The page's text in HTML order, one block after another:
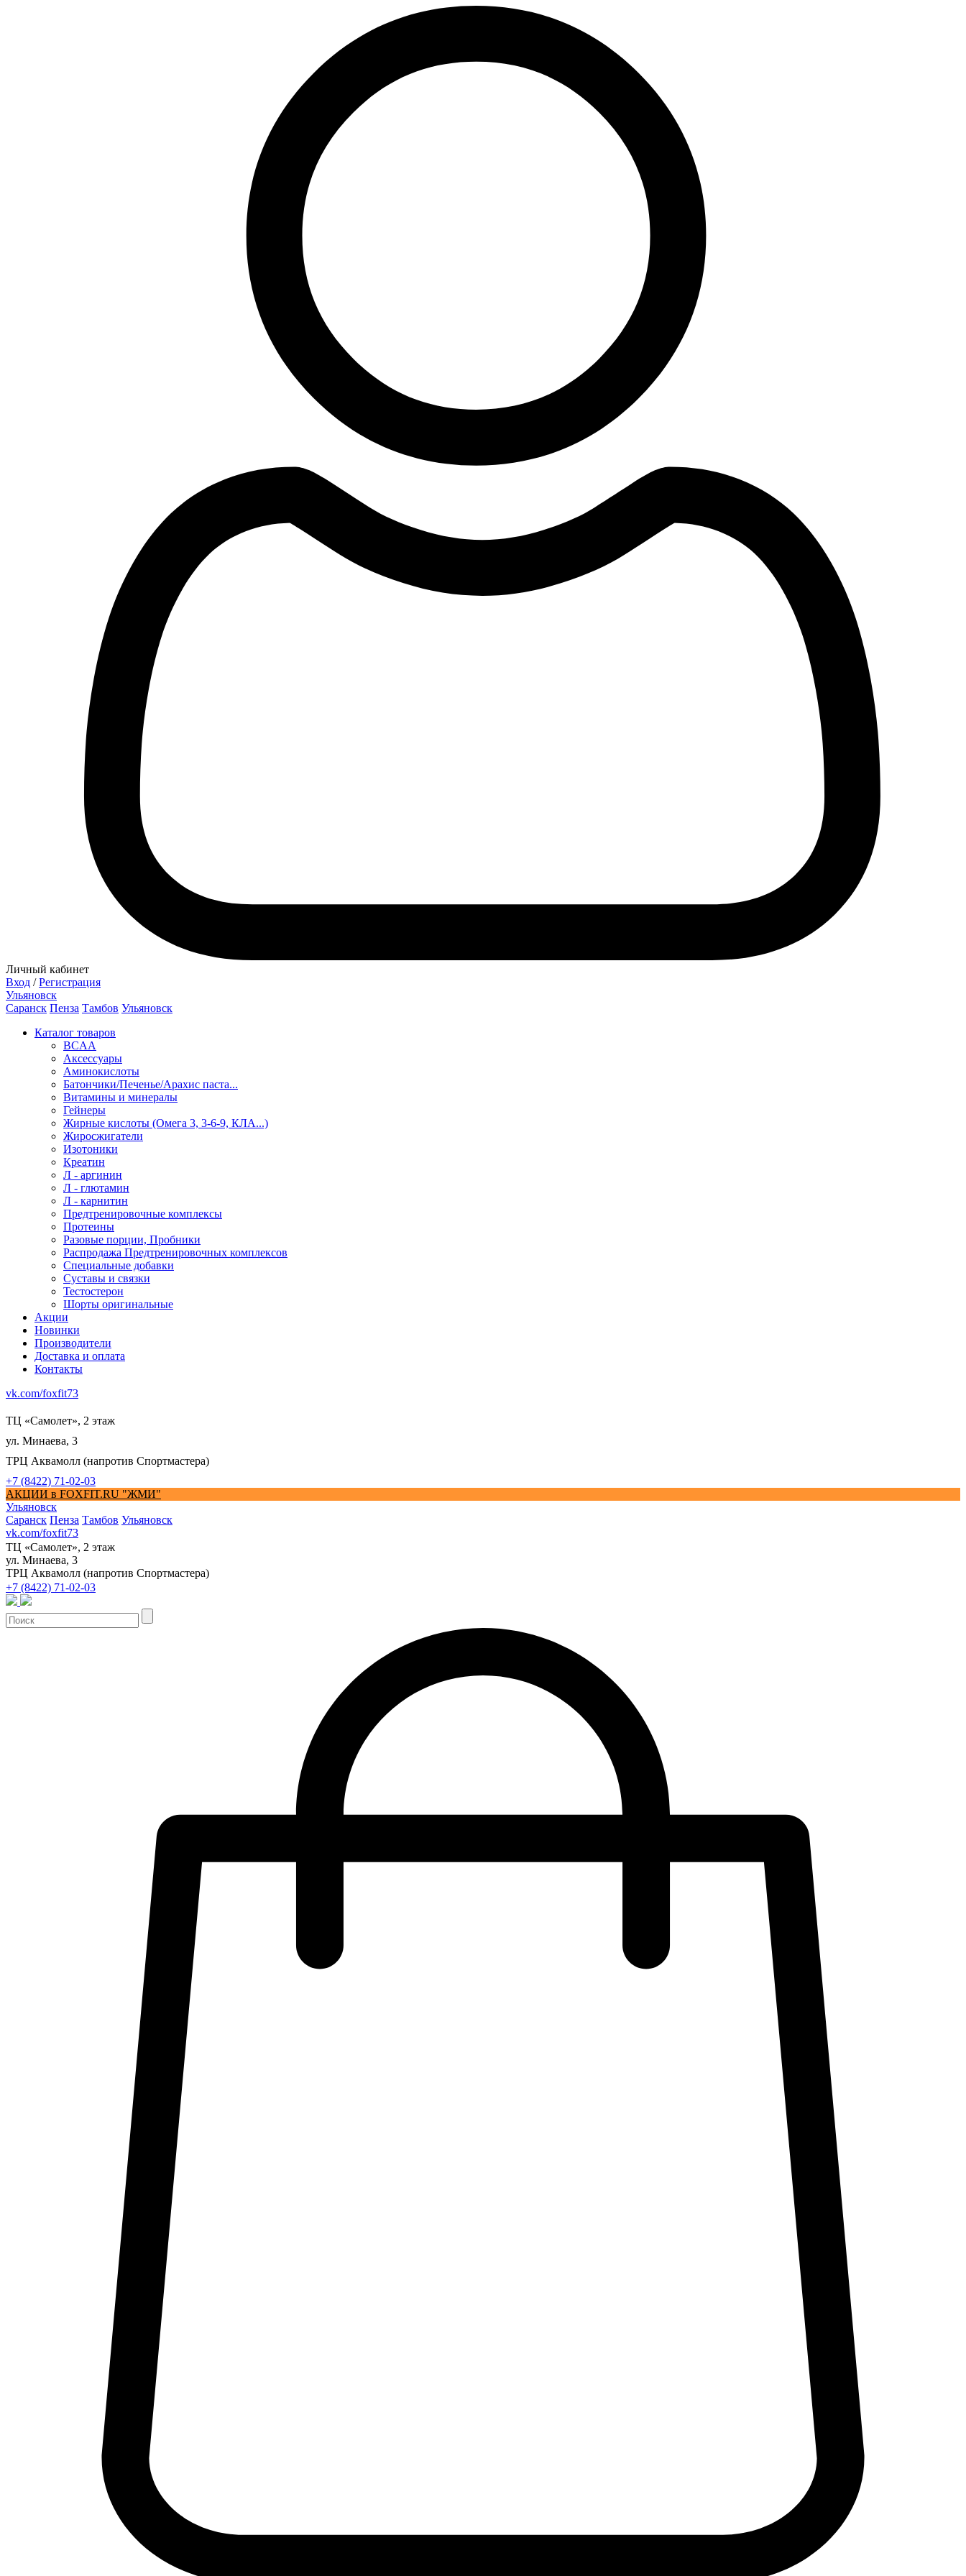
Личный кабинет
Вход / Регистрация
Ульяновск
Саранск Пенза Тамбов Ульяновск
Каталог товаров
BCAA
Аксессуары
Аминокислоты
Батончики/Печенье/Арахис паста...
Витамины и минералы
Гейнеры
Жирные кислоты (Омега 3, 3-6-9, КЛА...)
Жиросжигатели
Изотоники
Креатин
Л - аргинин
Л - глютамин
Л - карнитин
Предтренировочные комплексы
Протеины
Разовые порции, Пробники
Распродажа Предтренировочных комплексов
Специальные добавки
Суставы и связки
Тестостерон
Шорты оригинальные
Акции
Новинки
Производители
Доставка и оплата
Контакты
vk.com/foxfit73
ТЦ «Самолет», 2 этаж
ул. Минаева, 3
ТРЦ Аквамолл (напротив Спортмастера)
+7 (8422) 71-02-03
АКЦИИ в FOXFIT.RU "ЖМИ"
Ульяновск
Саранск Пенза Тамбов Ульяновск
vk.com/foxfit73
ТЦ «Самолет», 2 этаж
ул. Минаева, 3
ТРЦ Аквамолл (напротив Спортмастера)
+7 (8422) 71-02-03